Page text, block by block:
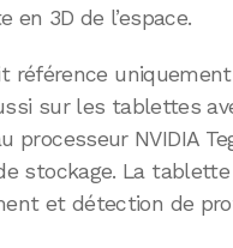
en 3D de l’espace.
référence
sur les tablettes
processeur NVIDIA
stockage. La
et détection de